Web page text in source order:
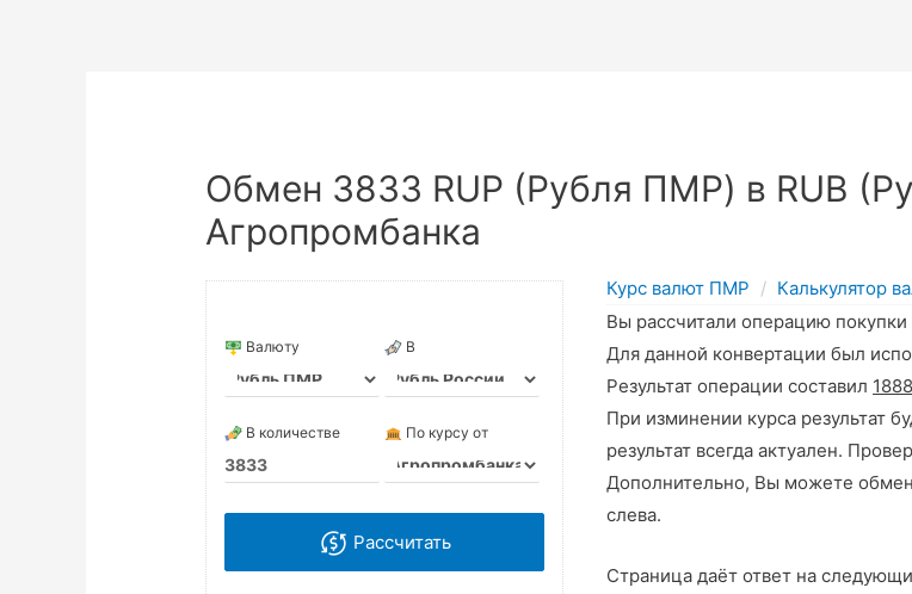
Обмен 3833 RUP (Рубля ПМР) в RUB
Агропромбанка
Валюту В
В количестве По курсу от
Рассчитать
Курс валют ПМР Калькулятор
Вы рассчитали операцию
Для данной конвертации был
Результат операции составил
При изминении курса результат
результат всегда актуален.
Дополнительно, Вы можете
слева.
Страница даёт ответ на